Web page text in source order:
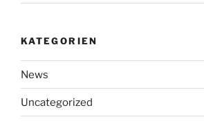
KATEGORIEN
News
Uncategorized